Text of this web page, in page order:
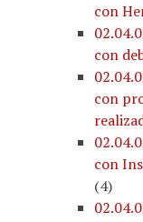
con
con
con
con
(4)